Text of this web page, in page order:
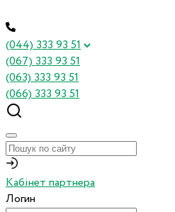
(044) 333 93 51
(067) 333 93 51
(063) 333 93 51
(066) 333 93 51
Кабінет партнера
Логин